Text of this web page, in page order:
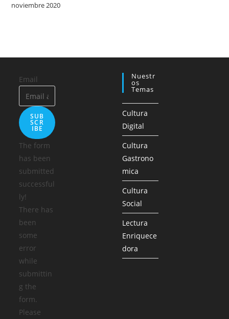
noviembre 2020
Email
SUB
SCR
IBE
The form
has been
submitted
successful
ly!
There has
been
some
error
while
submittin
g the
form.
Please
Nuestr
Os
Temas
Cultura
Digital
Cultura
Gastrono
mica
Cultura
Social
Lectura
Enriquece
dora